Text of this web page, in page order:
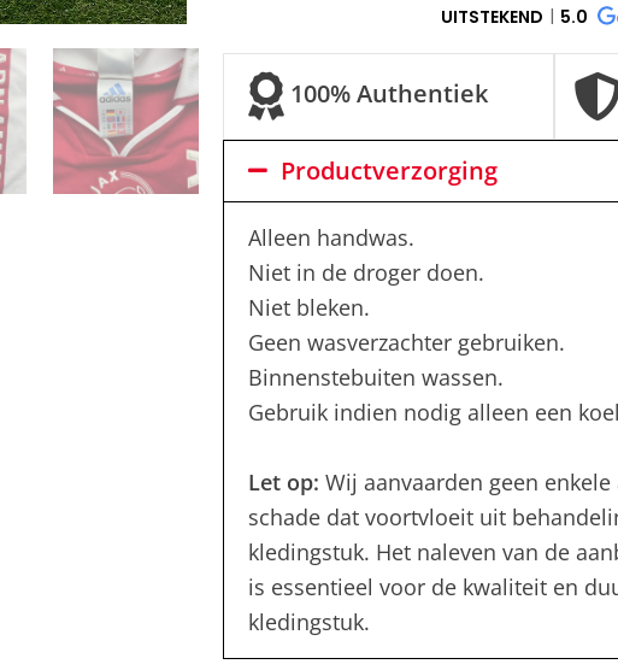
:
UITSTEKEND 5.0
100% Authentiek
Productverzorging
Alleen handwas.
Niet in de droger doen.
Niet bleken.
Geen wasverzachter gebruiken.
Binnenstebuiten wassen.
Gebruik indien nodig alleen een
Let op: Wij aanvaarden geen
schade dat voortvloeit uit
kledingstuk. Het naleven van de
is essentieel voor de kwaliteit en
kledingstuk.